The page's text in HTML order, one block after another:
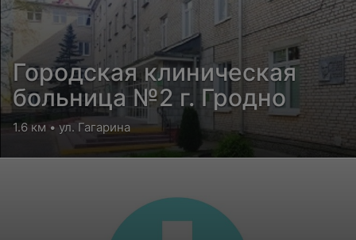
Городская клиническая
больница №2 г. Гродно
1.6 км • ул. Гагарина